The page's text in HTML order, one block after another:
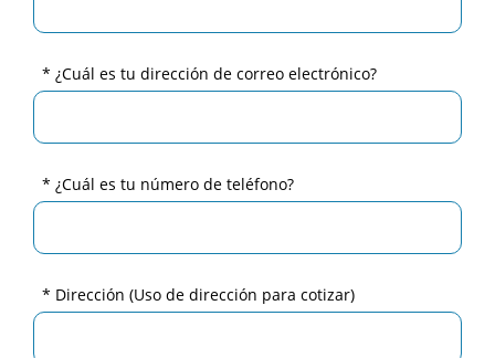
* ¿Cuál es tu dirección de correo electrónico?
* ¿Cuál es tu número de teléfono?
* Dirección (Uso de dirección para cotizar)